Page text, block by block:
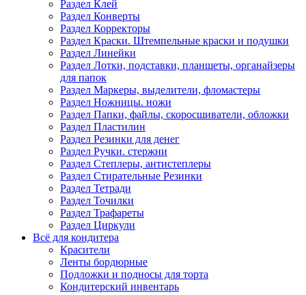
Раздел Клей
Раздел Конверты
Раздел Корректоры
Раздел Краски. Штемпельные краски и подушки
Раздел Линейки
Раздел Лотки, подставки, планшеты, органайзеры
для папок
Раздел Маркеры, выделители, фломастеры
Раздел Ножницы. ножи
Раздел Папки, файлы, скоросшиватели, обложки
Раздел Пластилин
Раздел Резинки для денег
Раздел Ручки. стержни
Раздел Степлеры, антистеплеры
Раздел Стирательные Резинки
Раздел Тетради
Раздел Точилки
Раздел Трафареты
Раздел Циркули
Всё для кондитера
Красители
Ленты бордюрные
Подложки и подносы для торта
Кондитерский инвентарь